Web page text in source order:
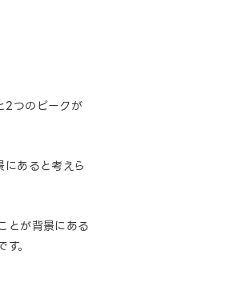
2つのピークが
あると考えら
とが背景にある
。